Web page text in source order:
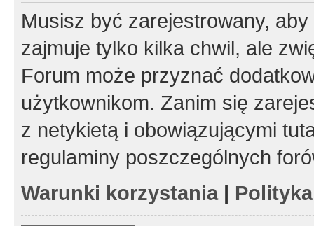
Musisz być zarejestrowany,
zajmuje tylko kilka chwil, ale
Forum może przyznać
użytkownikom. Zanim się
z netykietą i obowiązującymi
regulaminy poszczególnych
Warunki korzystania|